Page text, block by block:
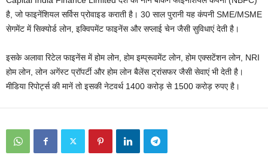
है, जो फाइनेंशियल सर्विस प्रोवाइड कराती है। 30 साल पुरानी यह कंपनी SME/MSME
सेगमेंट में सिक्योर्ड लोन, इक्विपमेंट फाइनेंस और सप्लाई चेन जैसी सुविधाएं देती है।
इसके अलावा रिटेल फाइनेंस में होम लोन, होम इम्प्रूवमेंट लोन, होम एक्सटेंशन लोन, NRI
होम लोन, लोन अगेंस्ट प्रॉपर्टी और होम लोन बैलेंस ट्रांसफर जैसी सेवाएं भी देती है।
मीडिया रिपोर्ट्स की मानें तो इसकी नेटवर्थ 1400 करोड़ से 1500 करोड़ रुपए है।